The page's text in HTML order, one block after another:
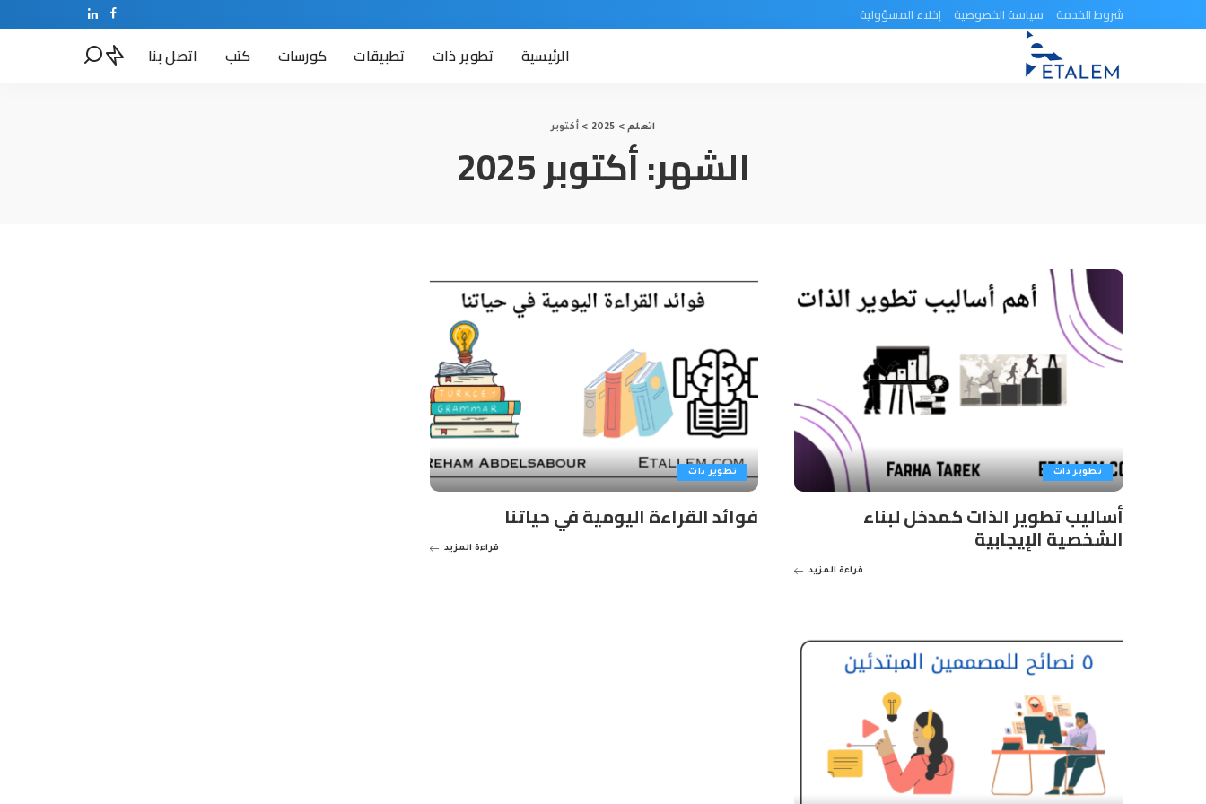
شروط الخدمة سياسة الخصوصية إخلاء المسؤولية
الرئيسية تطوير ذات تطبيقات كورسات كتب اتصل بنا
اتعلم>
2025
> أكتوبر
الشهر:أكتوبر 2025
تطوير ذات
أساليب تطوير الذات كمدخل لبناء
الشخصية الإيجابية
قراءة المزيد
تطوير ذات
فوائد القراءة اليومية في حياتنا
قراءة المزيد